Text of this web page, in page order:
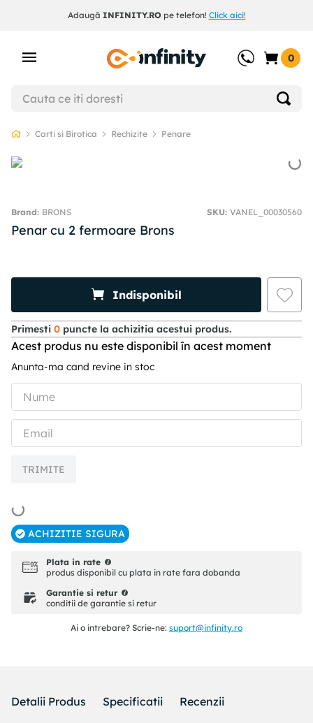
Adaugă INFINITY.ROpe telefon! Click aici!
0
Carti si Birotica Rechizite Penare
BRONS SKU: VANEL_00030560
Penar cu 2 fermoare Brons
Indisponibil
Primesti 0 puncte la achizitia acestui produs.
Acest produs nu este disponibil în acest moment
Anunta-ma cand revine in stoc
TRIMITE
ACHIZITIE SIGURA
Plata in rate
produs disponibil cu plata in rate fara dobanda
Garantie si retur
conditii de garantie si retur
Ai o intrebare? Scrie-ne: suport@infinity.ro
Detalii Produs Specificatii Recenzii